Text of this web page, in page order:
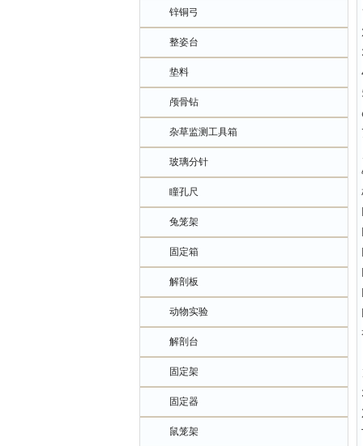
锌铜弓
整姿台
垫料
颅骨钻
杂草监测工具箱
玻璃分针
瞳孔尺
兔笼架
固定箱
解剖板
动物实验
解剖台
固定架
固定器
鼠笼架